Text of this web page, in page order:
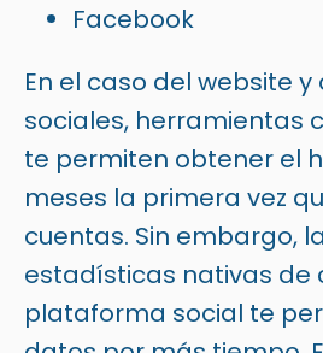
Facebook
En el caso del website
sociales, herramientas
te permiten obtener el
meses la primera vez
cuentas. Sin embargo,
estadísticas nativas de
plataforma social te